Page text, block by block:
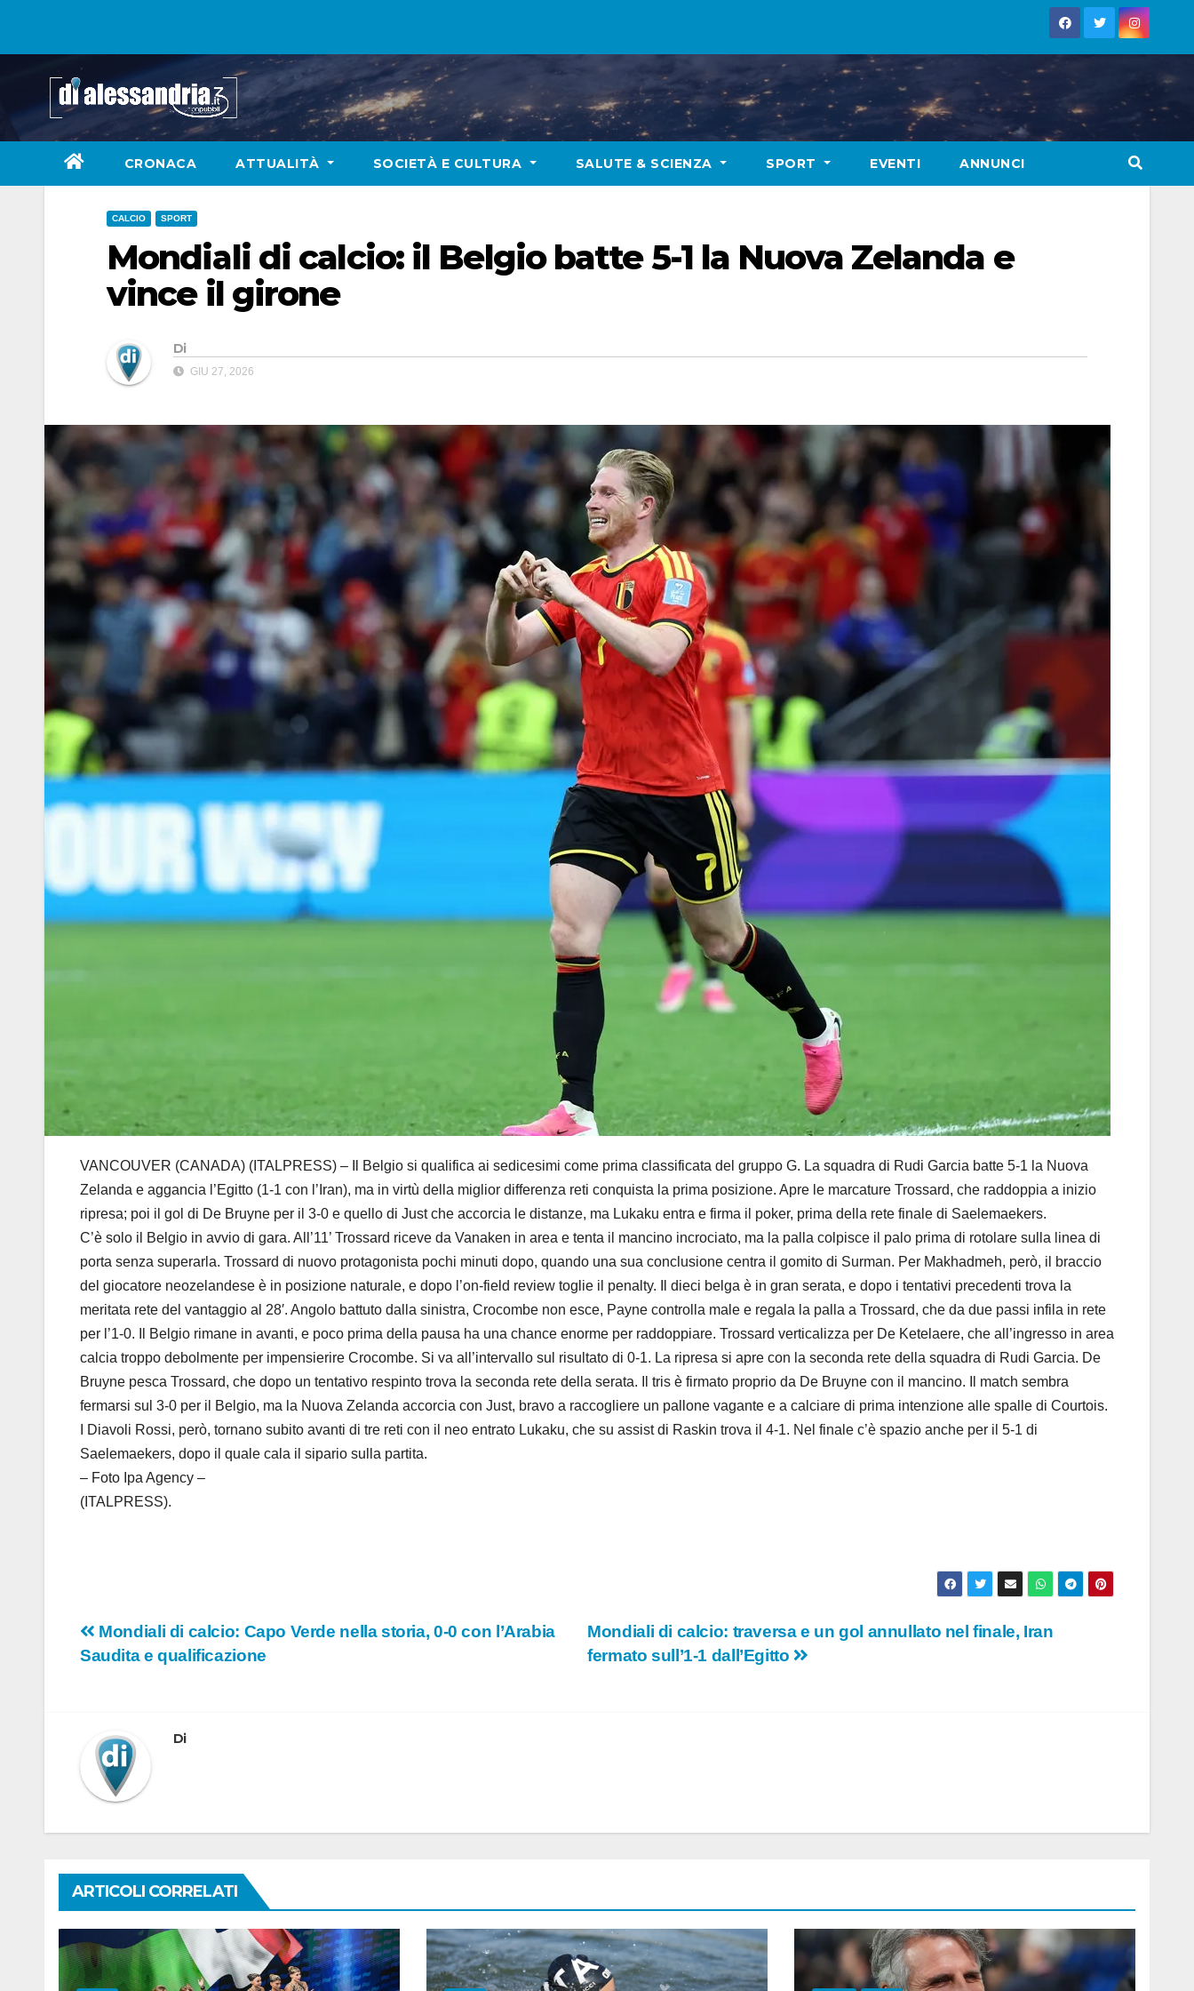
CRONACA ATTUALITÀ SOCIETÀ E CULTURA SALUTE & SCIENZA SPORT EVENTI ANNUNCI
CALCIO SPORT
Mondiali di calcio: il Belgio batte 5-1 la Nuova Zelanda e
vince il girone
Di
GIU 27, 2026
VANCOUVER (CANADA) (ITALPRESS) – Il Belgio si qualifica ai sedicesimi come prima classificata del gruppo G. La squadra di Rudi Garcia batte 5-1 la Nuova
Zelanda e aggancia l’Egitto (1-1 con l’Iran), ma in virtù della miglior differenza reti conquista la prima posizione. Apre le marcature Trossard, che raddoppia a inizio
ripresa; poi il gol di De Bruyne per il 3-0 e quello di Just che accorcia le distanze, ma Lukaku entra e firma il poker, prima della rete finale di Saelemaekers.
C’è solo il Belgio in avvio di gara. All’11’ Trossard riceve da Vanaken in area e tenta il mancino incrociato, ma la palla colpisce il palo prima di rotolare sulla linea di
porta senza superarla. Trossard di nuovo protagonista pochi minuti dopo, quando una sua conclusione centra il gomito di Surman. Per Makhadmeh, però, il braccio
del giocatore neozelandese è in posizione naturale, e dopo l’on-field review toglie il penalty. Il dieci belga è in gran serata, e dopo i tentativi precedenti trova la
meritata rete del vantaggio al 28′. Angolo battuto dalla sinistra, Crocombe non esce, Payne controlla male e regala la palla a Trossard, che da due passi infila in rete
per l’1-0. Il Belgio rimane in avanti, e poco prima della pausa ha una chance enorme per raddoppiare. Trossard verticalizza per De Ketelaere, che all’ingresso in area
calcia troppo debolmente per impensierire Crocombe. Si va all’intervallo sul risultato di 0-1. La ripresa si apre con la seconda rete della squadra di Rudi Garcia. De
Bruyne pesca Trossard, che dopo un tentativo respinto trova la seconda rete della serata. Il tris è firmato proprio da De Bruyne con il mancino. Il match sembra
fermarsi sul 3-0 per il Belgio, ma la Nuova Zelanda accorcia con Just, bravo a raccogliere un pallone vagante e a calciare di prima intenzione alle spalle di Courtois.
I Diavoli Rossi, però, tornano subito avanti di tre reti con il neo entrato Lukaku, che su assist di Raskin trova il 4-1. Nel finale c’è spazio anche per il 5-1 di
Saelemaekers, dopo il quale cala il sipario sulla partita.
– Foto Ipa Agency –
(ITALPRESS).
Navigazione
articoli
Mondiali di calcio: traversa e un gol annullato nel finale, Iran
fermato sull’1-1 dall’Egitto
Mondiali di calcio: Capo Verde nella storia, 0-0 con l’Arabia
Saudita e qualificazione
Di
ARTICOLI CORRELATI